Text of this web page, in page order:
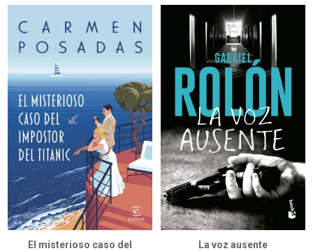
El misterioso caso del
La voz ausente